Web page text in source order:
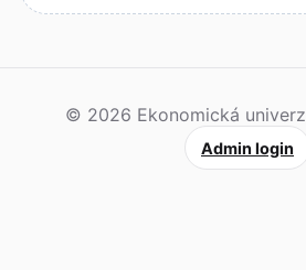
© 2026 Ekonomická
Admin login